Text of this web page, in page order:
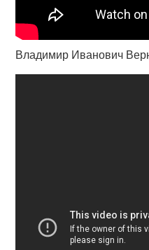
Владимир Иванович